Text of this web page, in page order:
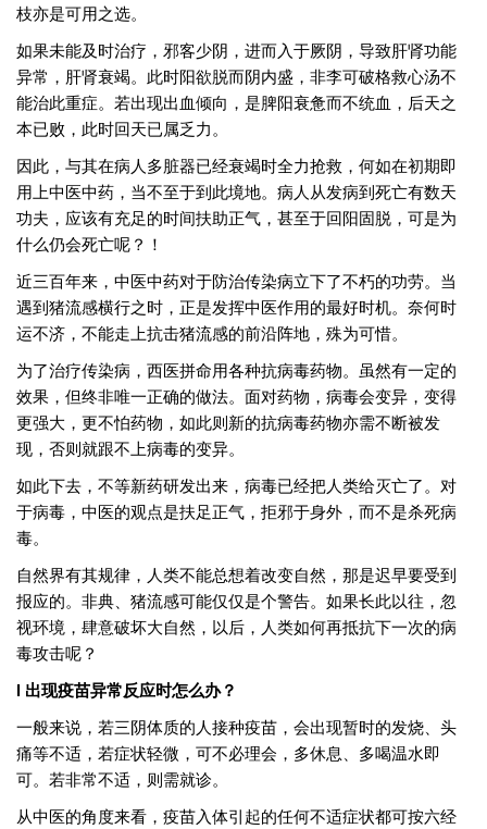
枝亦是可用之选。
如果未能及时治疗，邪客少阴，进而入于厥阴，导致肝肾功能
异常，肝肾衰竭。此时阳欲脱而阴内盛，非李可破格救心汤不
能治此重症。若出现出血倾向，是脾阳衰惫而不统血，后天之
本已败，此时回天已属乏力。
因此，与其在病人多脏器已经衰竭时全力抢救，何如在初期即
用上中医中药，当不至于到此境地。病人从发病到死亡有数天
功夫，应该有充足的时间扶助正气，甚至于回阳固脱，可是为
什么仍会死亡呢？！
近三百年来，中医中药对于防治传染病立下了不朽的功劳。当
遇到猪流感横行之时，正是发挥中医作用的最好时机。奈何时
运不济，不能走上抗击猪流感的前沿阵地，殊为可惜。
为了治疗传染病，西医拼命用各种抗病毒药物。虽然有一定的
效果，但终非唯一正确的做法。面对药物，病毒会变异，变得
更强大，更不怕药物，如此则新的抗病毒药物亦需不断被发
现，否则就跟不上病毒的变异。
如此下去，不等新药研发出来，病毒已经把人类给灭亡了。对
于病毒，中医的观点是扶足正气，拒邪于身外，而不是杀死病
毒。
自然界有其规律，人类不能总想着改变自然，那是迟早要受到
报应的。非典、猪流感可能仅仅是个警告。如果长此以往，忽
视环境，肆意破坏大自然，以后，人类如何再抵抗下一次的病
毒攻击呢？
l 出现疫苗异常反应时怎么办？
一般来说，若三阴体质的人接种疫苗，会出现暂时的发烧、头
痛等不适，若症状轻微，可不必理会，多休息、多喝温水即
可。若非常不适，则需就诊。
从中医的角度来看，疫苗入体引起的任何不适症状都可按六经